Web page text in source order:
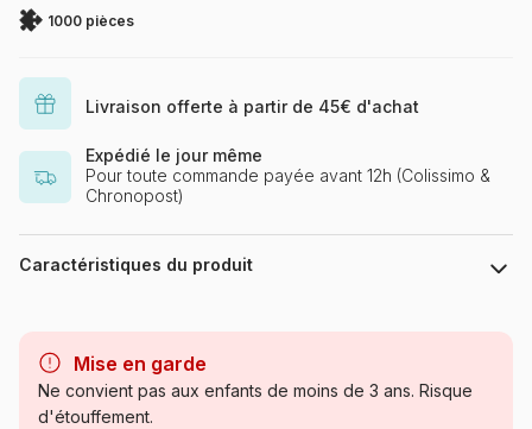
1000 pièces
Livraison offerte à partir de 45€ d'achat
Expédié le jour même
Pour toute commande payée avant 12h (Colissimo &
Chronopost)
Caractéristiques du produit
Catégorie Puzzles - Oiseaux
Mise en garde
Ne convient pas aux enfants de moins de 3 ans. Risque
d'étouffement.